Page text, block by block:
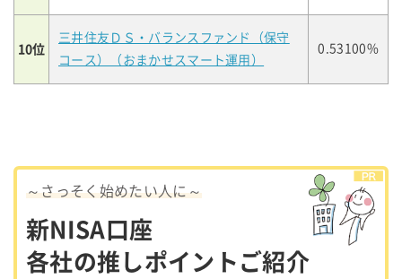
10位
三井住友ＤＳ・バランスファンド（保守
コース）（おまかせスマート運用）
0.53100%
～さっそく始めたい人に～
新NISA口座
各社の推しポイントご紹介